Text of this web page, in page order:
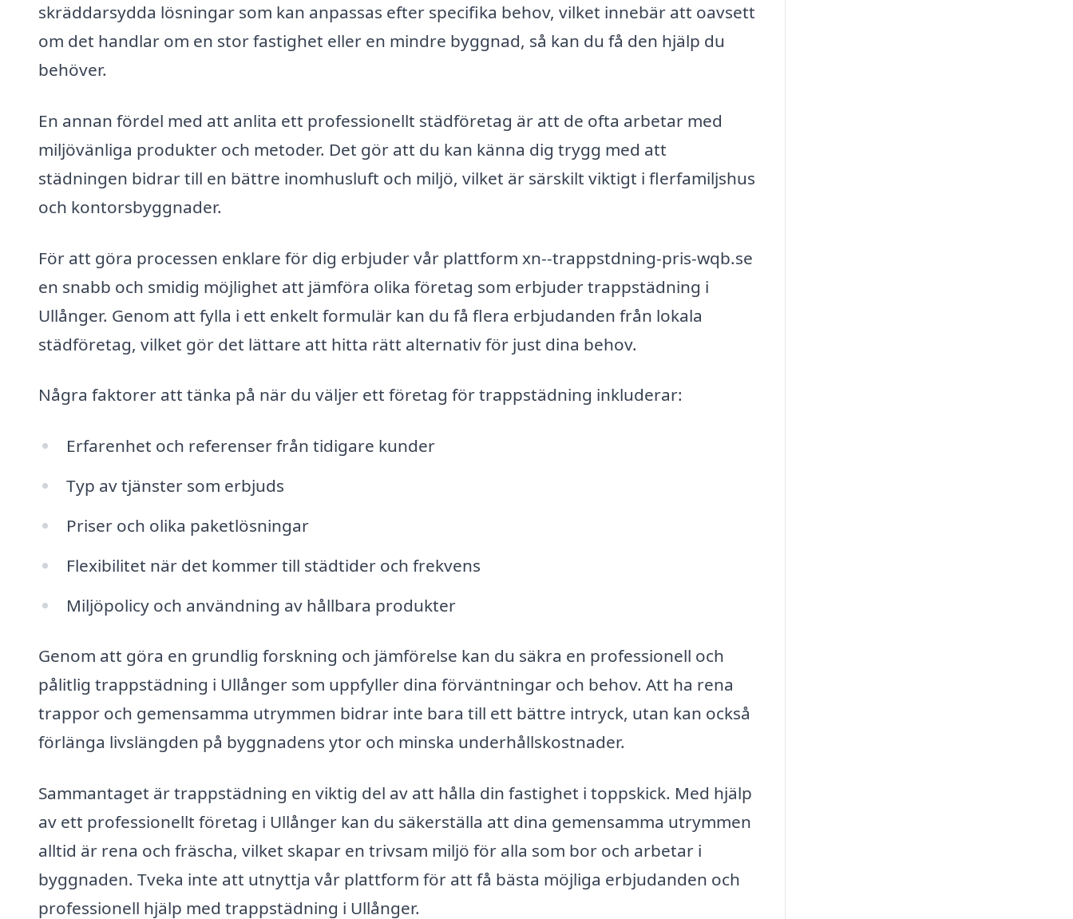
skräddarsydda lösningar som kan anpassas efter specifika behov, vilket innebär att oavsett
om det handlar om en stor fastighet eller en mindre byggnad, så kan du få den hjälp du
behöver.
En annan fördel med att anlita ett professionellt städföretag är att de ofta arbetar med
miljövänliga produkter och metoder. Det gör att du kan känna dig trygg med att
städningen bidrar till en bättre inomhusluft och miljö, vilket är särskilt viktigt i flerfamiljshus
och kontorsbyggnader.
För att göra processen enklare för dig erbjuder vår plattform xn--trappstdning-pris-wqb.se
en snabb och smidig möjlighet att jämföra olika företag som erbjuder trappstädning i
Ullånger. Genom att fylla i ett enkelt formulär kan du få flera erbjudanden från lokala
städföretag, vilket gör det lättare att hitta rätt alternativ för just dina behov.
Några faktorer att tänka på när du väljer ett företag för trappstädning inkluderar:
Erfarenhet och referenser från tidigare kunder
Typ av tjänster som erbjuds
Priser och olika paketlösningar
Flexibilitet när det kommer till städtider och frekvens
Miljöpolicy och användning av hållbara produkter
Genom att göra en grundlig forskning och jämförelse kan du säkra en professionell och
pålitlig trappstädning i Ullånger som uppfyller dina förväntningar och behov. Att ha rena
trappor och gemensamma utrymmen bidrar inte bara till ett bättre intryck, utan kan också
förlänga livslängden på byggnadens ytor och minska underhållskostnader.
Sammantaget är trappstädning en viktig del av att hålla din fastighet i toppskick. Med hjälp
av ett professionellt företag i Ullånger kan du säkerställa att dina gemensamma utrymmen
alltid är rena och fräscha, vilket skapar en trivsam miljö för alla som bor och arbetar i
byggnaden. Tveka inte att utnyttja vår plattform för att få bästa möjliga erbjudanden och
professionell hjälp med trappstädning i Ullånger.